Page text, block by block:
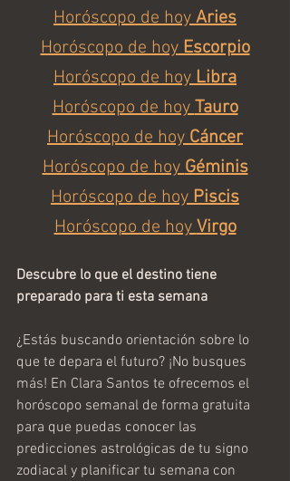
Horóscopo de hoy Aries
Horóscopo de hoy Escorpio
Horóscopo de hoy Libra
Horóscopo de hoy Tauro
Horóscopo de hoy Cáncer
Horóscopo de hoy Géminis
Horóscopo de hoy Piscis
Horóscopo de hoy Virgo
Descubre lo que el destino tiene
preparado para ti esta semana
¿Estás buscando orientación sobre lo
que te depara el futuro? ¡No busques
más! En Clara Santos te ofrecemos el
horóscopo semanal de forma gratuita
para que puedas conocer las
predicciones astrológicas de tu signo
zodiacal y planificar tu semana con